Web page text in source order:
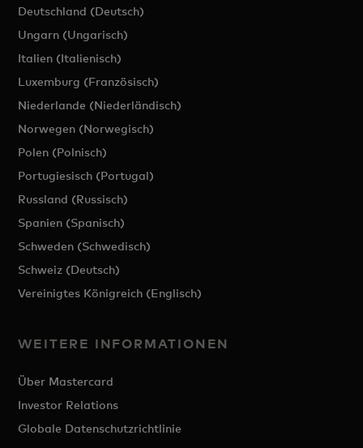
Deutschland (Deutsch)
Ungarn (Ungarisch)
Italien (Italienisch)
Luxemburg (Französisch)
Niederlande (Niederländisch)
Norwegen (Norwegisch)
Polen (Polnisch)
Portugiesisch (Portugal)
Russland (Russisch)
Spanien (Spanisch)
Schweden (Schwedisch)
Schweiz (Deutsch)
Vereinigtes Königreich (Englisch)
WEITERE INFORMATIONEN
Über Mastercard
Investor Relations
Globale Datenschutzrichtlinie